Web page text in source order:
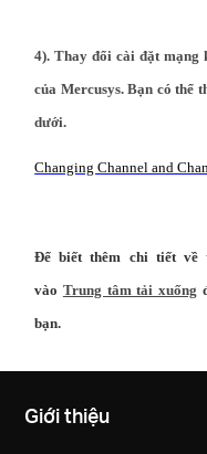
4). Thay đổi cài đặt mạng
của Mercusys. Bạn có thể
dưới.
Changing Channel and
Để biết thêm chi tiết về
vào Trung tâm tải xuống
bạn.
Giới thiệu